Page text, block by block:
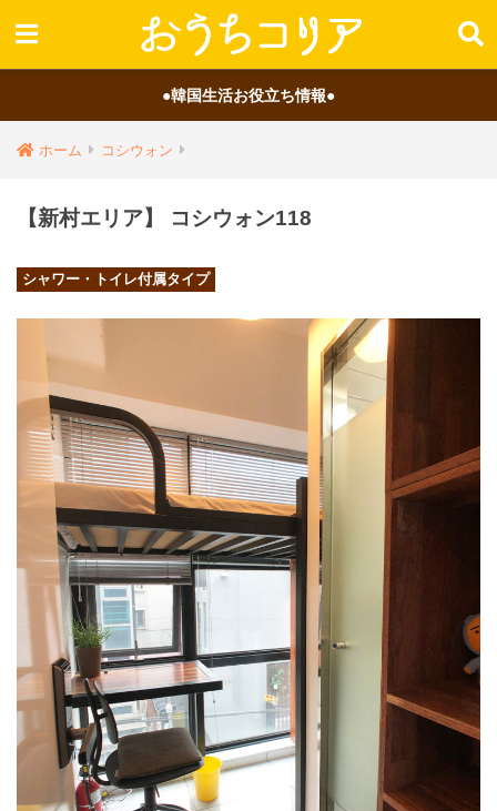
●韓国生活お役立ち情報●
ホーム コシウォン
【新村エリア】 コシウォン118
シャワー・トイレ付属タイプ